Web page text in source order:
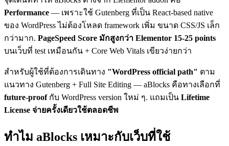
Performance — เพราะใช้ Gutenberg ที่เป็น React-based native
ของ WordPress ไม่ต้องโหลด framework เพิ่ม ขนาด CSS/JS เล็ก
กว่ามาก. PageSpeed Score มักสูงกว่า Elementor 15-25 points
บนเว็บที่ test เหมือนกัน + Core Web Vitals เขียวง่ายกว่า
สำหรับผู้ใช้ที่ต้องการเดินทาง "WordPress official path" ตาม
แนวทาง Gutenberg + Full Site Editing — aBlocks คือทางเลือกที่
future-proofกับ WordPress version ใหม่ ๆ. แถมเป็น Lifetime
License จ่ายครั้งเดียวใช้ตลอดชีพ
ทำไม aBlocks เหมาะกับเว็บที่ใช้